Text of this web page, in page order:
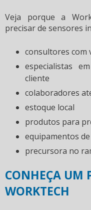
Veja porque a
precisar de sensores
consultores com
especialistas
cliente
colaboradores
estoque local
produtos para
equipamentos
precursora no
CONHEÇA UM
WORKTECH